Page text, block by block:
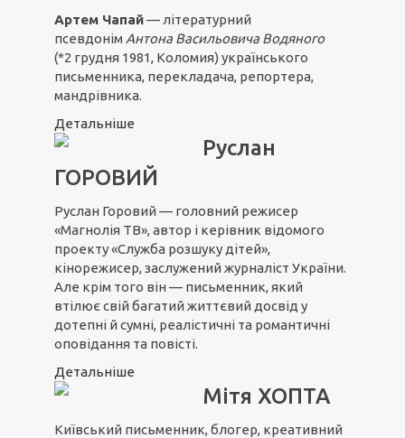
Артем Чапай— літературний
псевдонім Антона Васильовича Водяного
(*2 грудня 1981, Коломия) українського
письменника, перекладача, репортера,
мандрівника.
Детальніше
Руслан
ГОРОВИЙ
Руслан Горовий — головний режисер
«Магнолія ТВ», автор і керівник відомого
проекту «Служба розшуку дітей»,
кінорежисер, заслужений журналіст України.
Але крім того він — письменник, який
втілює свій багатий життєвий досвід у
дотепні й сумні, реалістичні та романтичні
оповідання та повісті.
Детальніше
Мітя ХОПТА
Київський письменник, блогер, креативний